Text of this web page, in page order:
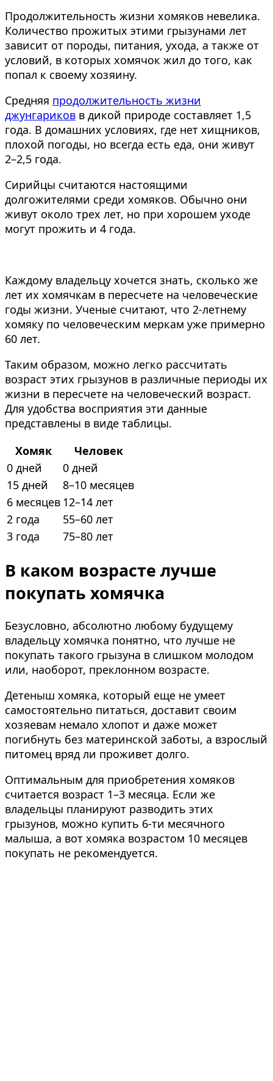
Продолжительность жизни хомяков невелика.
Количество прожитых этими грызунами лет
зависит от породы, питания, ухода, а также от
условий, в которых хомячок жил до того, как
попал к своему хозяину.
Средняя продолжительность жизни
джунгариков в дикой природе составляет 1,5
года. В домашних условиях, где нет хищников,
плохой погоды, но всегда есть еда, они живут
2–2,5 года.
Сирийцы считаются настоящими
долгожителями среди хомяков. Обычно они
живут около трех лет, но при хорошем уходе
могут прожить и 4 года.
Каждому владельцу хочется знать, сколько же
лет их хомячкам в пересчете на человеческие
годы жизни. Ученые считают, что 2-летнему
хомяку по человеческим меркам уже примерно
60 лет.
Таким образом, можно легко рассчитать
возраст этих грызунов в различные периоды их
жизни в пересчете на человеческий возраст.
Для удобства восприятия эти данные
представлены в виде таблицы.
Хомяк
Человек
0 дней
0 дней
15 дней
8–10 месяцев
6 месяцев 12–14 лет
2 года
55–60 лет
3 года
75–80 лет
В каком возрасте лучше
покупать хомячка
Безусловно, абсолютно любому будущему
владельцу хомячка понятно, что лучше не
покупать такого грызуна в слишком молодом
или, наоборот, преклонном возрасте.
Детеныш хомяка, который еще не умеет
самостоятельно питаться, доставит своим
хозяевам немало хлопот и даже может
погибнуть без материнской заботы, а взрослый
питомец вряд ли проживет долго.
Оптимальным для приобретения хомяков
считается возраст 1–3 месяца. Если же
владельцы планируют разводить этих
грызунов, можно купить 6-ти месячного
малыша, а вот хомяка возрастом 10 месяцев
покупать не рекомендуется.